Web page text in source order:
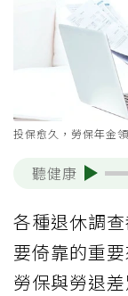
投保愈久，勞保年金
聽健康
各種退休調
要倚靠的重
勞保與勞退